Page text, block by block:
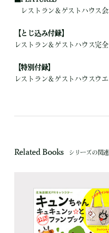
レストラン＆ゲストハウス会
【とじ込み付録】
レストラン＆ゲストハウス完
【特別付録】
レストラン＆ゲストハウスウ
Related Books シリーズの関